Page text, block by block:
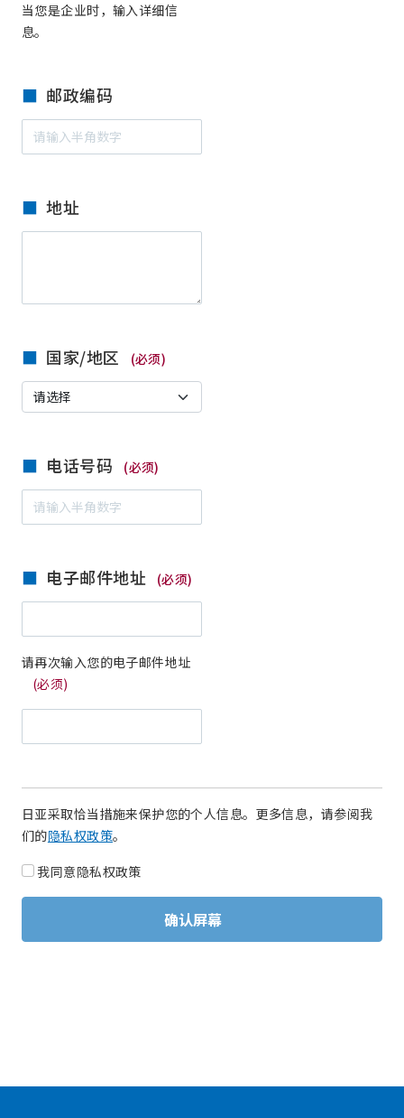
当您是企业时，输入详细信
息。
邮政编码
地址
国家/地区 (必须)
电话号码 (必须)
电子邮件地址 (必须)
请再次输入您的电子邮件地址
(必须)
日亚采取恰当措施来保护您的个人信息。更多信息，请参阅我
们的隐私权政策。
我同意隐私权政策